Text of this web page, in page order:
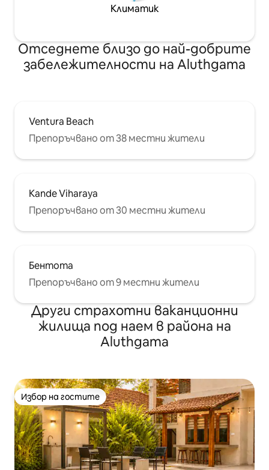
Климатик
Отседнете близо до най-добрите
забележителности на Aluthgama
Ventura Beach
Препоръчвано от 38 местни жители
Kande Viharaya
Препоръчвано от 30 местни жители
Бентота
Препоръчвано от 9 местни жители
Други страхотни ваканционни
жилища под наем в района на
Aluthgama
Избор на гостите
Избор на гостите